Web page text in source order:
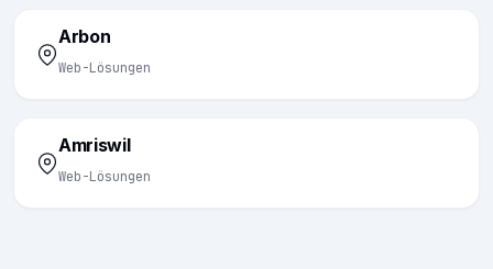
Arbon
Web-Lösungen
Amriswil
Web-Lösungen